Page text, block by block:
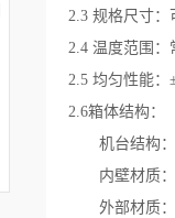
2.3 规格尺寸：
2.4 温度范围：
2.5 均匀性能：
2.6箱体结构：
机台结构：
内壁材质
外部材质：